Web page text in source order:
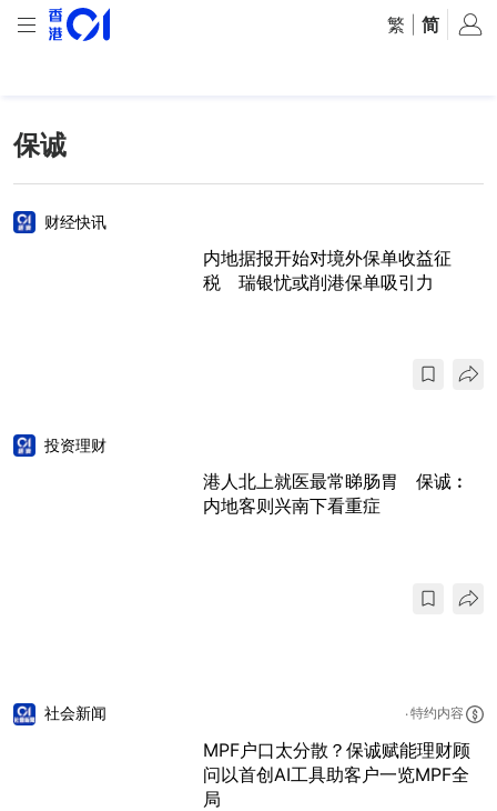
繁 简
保诚
财经快讯
内地据报开始对境外保单收益征
税 瑞银忧或削港保单吸引力
投资理财
港人北上就医最常睇肠胃 保诚︰
内地客则兴南下看重症
社会新闻 特约内容
MPF户口太分散？保诚赋能理财顾
问以首创AI工具助客户一览MPF全
局